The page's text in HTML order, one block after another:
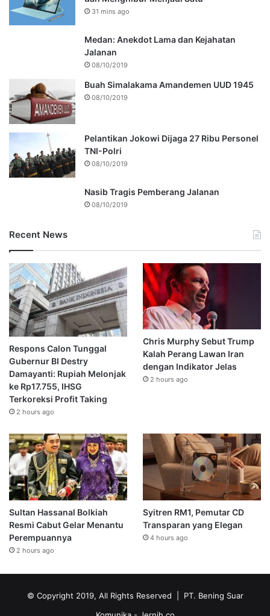
31 mins ago
Medan: Anekdot Lama dan Kejahatan
Jalanan
08/10/2019
Buah Simalakama Amandemen UUD 1945
08/10/2019
Pelantikan Jokowi Dijaga 27 Ribu Personel
TNI-Polri
08/10/2019
Nasib Tragis Pemberang Jalanan
08/10/2019
Recent News
Respons Calon Tunggal
Gubernur BI Destry
Damayanti: Rupiah Melonjak
ke Rp17.755, IHSG
Terkoreksi Profit Taking
2 hours ago
Chris Murphy Sebut Trump
Kalah Perang Lawan Iran
dengan Indikator Jelas
2 hours ago
Sultan Hassanal Bolkiah
Resmi Cabut Gelar Menantu
Perempuannya
2 hours ago
Syitren RM1, Pemutar CD
Transparan yang Elegan
4 hours ago
© Copyright 2019, All Rights Reserved | PT. Bening Suar